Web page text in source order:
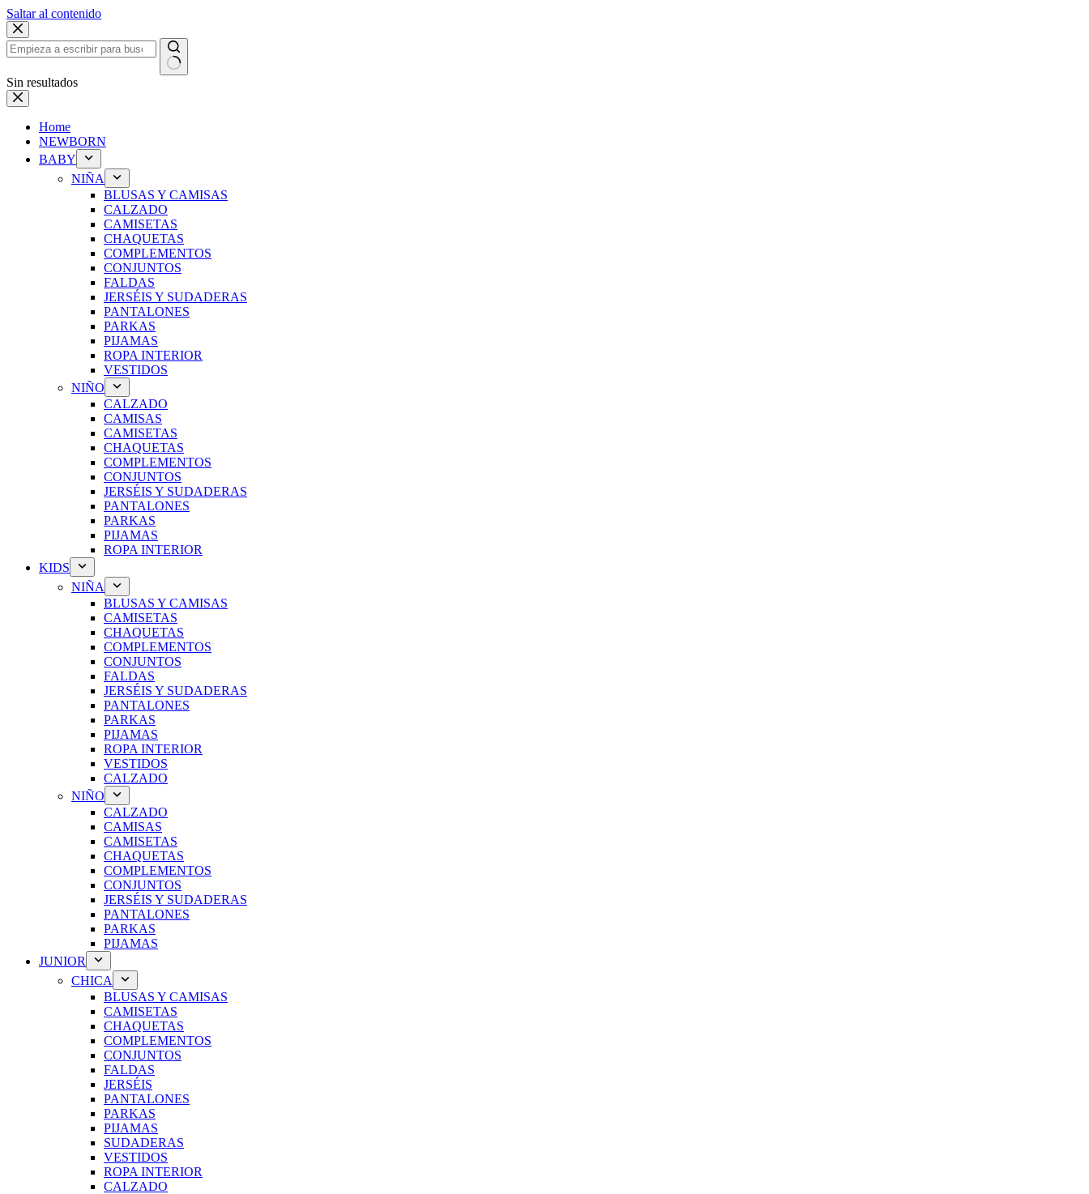
Saltar al contenido
Sin resultados
Home
NEWBORN
BABY
NIÑA
BLUSAS Y CAMISAS
CALZADO
CAMISETAS
CHAQUETAS
COMPLEMENTOS
CONJUNTOS
FALDAS
JERSÉIS Y SUDADERAS
PANTALONES
PARKAS
PIJAMAS
ROPA INTERIOR
VESTIDOS
NIÑO
CALZADO
CAMISAS
CAMISETAS
CHAQUETAS
COMPLEMENTOS
CONJUNTOS
JERSÉIS Y SUDADERAS
PANTALONES
PARKAS
PIJAMAS
ROPA INTERIOR
KIDS
NIÑA
BLUSAS Y CAMISAS
CAMISETAS
CHAQUETAS
COMPLEMENTOS
CONJUNTOS
FALDAS
JERSÉIS Y SUDADERAS
PANTALONES
PARKAS
PIJAMAS
ROPA INTERIOR
VESTIDOS
CALZADO
NIÑO
CALZADO
CAMISAS
CAMISETAS
CHAQUETAS
COMPLEMENTOS
CONJUNTOS
JERSÉIS Y SUDADERAS
PANTALONES
PARKAS
PIJAMAS
JUNIOR
CHICA
BLUSAS Y CAMISAS
CAMISETAS
CHAQUETAS
COMPLEMENTOS
CONJUNTOS
FALDAS
JERSÉIS
PANTALONES
PARKAS
PIJAMAS
SUDADERAS
VESTIDOS
ROPA INTERIOR
CALZADO